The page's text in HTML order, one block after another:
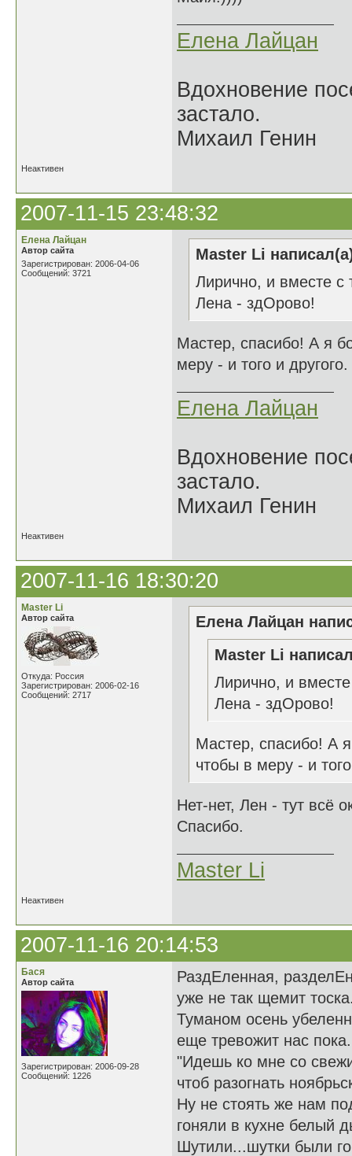
Елена Лайцан
Вдохновение
застало.
Михаил Генин
Неактивен
2007-11-15 23:48:32
Елена Лайцан
Автор сайта
Зарегистрирован: 2006-04-06
Сообщений: 3721
Master Li
Лирично, и вместе с
Лена - здОрово!
Мастер, спасибо! А я
меру - и того и другого.
Елена Лайцан
Вдохновение
застало.
Михаил Генин
Неактивен
2007-11-16 18:30:20
Master Li
Автор сайта
Откуда: Россия
Зарегистрирован: 2006-02-16
Сообщений: 2717
Елена Лайцан
Master Li
Лирично, и
Лена - здОрово!
Мастер, спасибо! А
чтобы в меру - и
Нет-нет, Лен - тут всё
Спасибо.
Master Li
Неактивен
2007-11-16 20:14:53
Бася
Автор сайта
Зарегистрирован: 2006-09-28
Сообщений: 1226
РаздЕленная,
уже не так щемит
Туманом осень
еще тревожит нас пока.
"Идешь ко мне со
чтоб разогнать
Ну не стоять же нам
гоняли в кухне белый
Шутили...шутки были